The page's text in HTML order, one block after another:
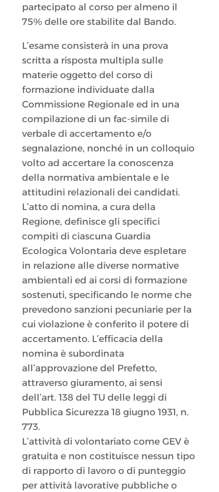
partecipato al corso per almeno il
75% delle ore stabilite dal Bando.
L’esame consisterà in una prova
scritta a risposta multipla sulle
materie oggetto del corso di
formazione individuate dalla
Commissione Regionale ed in una
compilazione di un fac-simile di
verbale di accertamento e/o
segnalazione, nonché in un colloquio
volto ad accertare la conoscenza
della normativa ambientale e le
attitudini relazionali dei candidati.
L’atto di nomina, a cura della
Regione, definisce gli specifici
compiti di ciascuna Guardia
Ecologica Volontaria deve espletare
in relazione alle diverse normative
ambientali ed ai corsi di formazione
sostenuti, specificando le norme che
prevedono sanzioni pecuniarie per la
cui violazione è conferito il potere di
accertamento. L’efficacia della
nomina è subordinata
all’approvazione del Prefetto,
attraverso giuramento, ai sensi
dell’art. 138 del TU delle leggi di
Pubblica Sicurezza 18 giugno 1931, n.
773.
L’attività di volontariato come GEV è
gratuita e non costituisce nessun tipo
di rapporto di lavoro o di punteggio
per attività lavorative pubbliche o